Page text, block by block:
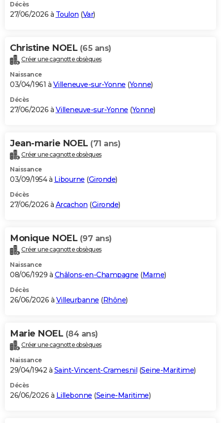
Décès
27/06/2026 à Toulon (Var)
Christine NOEL (65 ans)
Créer une cagnotte obsèques
Naissance
03/04/1961 à Villeneuve-sur-Yonne (Yonne)
Décès
27/06/2026 à Villeneuve-sur-Yonne (Yonne)
Jean-marie NOEL (71 ans)
Créer une cagnotte obsèques
Naissance
03/09/1954 à Libourne (Gironde)
Décès
27/06/2026 à Arcachon (Gironde)
Monique NOEL (97 ans)
Créer une cagnotte obsèques
Naissance
08/06/1929 à Châlons-en-Champagne (Marne)
Décès
26/06/2026 à Villeurbanne (Rhône)
Marie NOEL (84 ans)
Créer une cagnotte obsèques
Naissance
29/04/1942 à Saint-Vincent-Cramesnil (Seine-Maritime)
Décès
26/06/2026 à Lillebonne (Seine-Maritime)